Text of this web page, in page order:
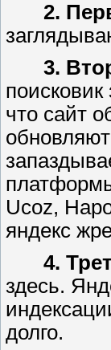
2.
3.
что сайт
Ucoz,
яндекс
4.
здесь.
долго.